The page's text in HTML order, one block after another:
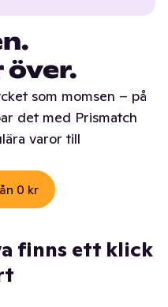
över.
som momsen – på
det med Prismatch
varor till
0 kr
finns ett klick